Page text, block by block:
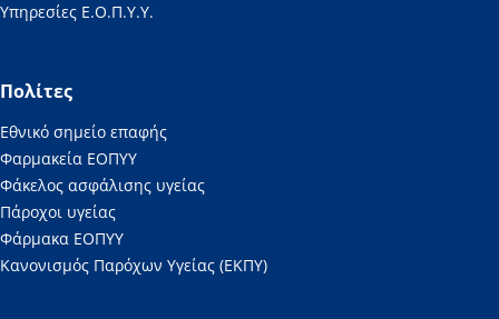
Υπηρεσίες Ε.Ο.Π.Υ.Υ.
Πολίτες
Εθνικό σημείο επαφής
Φαρμακεία ΕΟΠΥΥ
Φάκελος ασφάλισης υγείας
Πάροχοι υγείας
Φάρμακα ΕΟΠΥΥ
Κανονισμός Παρόχων Υγείας (ΕΚΠΥ)